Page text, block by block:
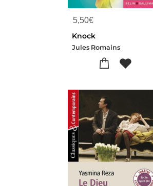
5,50€
Knock
Jules Romains